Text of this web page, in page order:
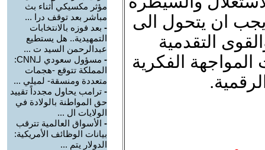
ان يتحول الى
التقدمية
الفكرية
مؤثر مكسيكي أثناء بث
مباشر بعد توقف درا ...
- بعد فوزه بالانتخابات
التمهيدية.. هل يستطيع
عبدالرحمن السيد ت ...
-
مسؤول سعودي لـCNN:
المملكة تتوقع -هجمات
متعددة ومنسقة- لميلي ...
- ترامب يحاول مجدداً تقييد
حق المواطنة بالولادة في
الولايات ال ...
- الأسواق العالمية تترقب
بيانات الوظائف الأمريكية:
الدولار يتم ...